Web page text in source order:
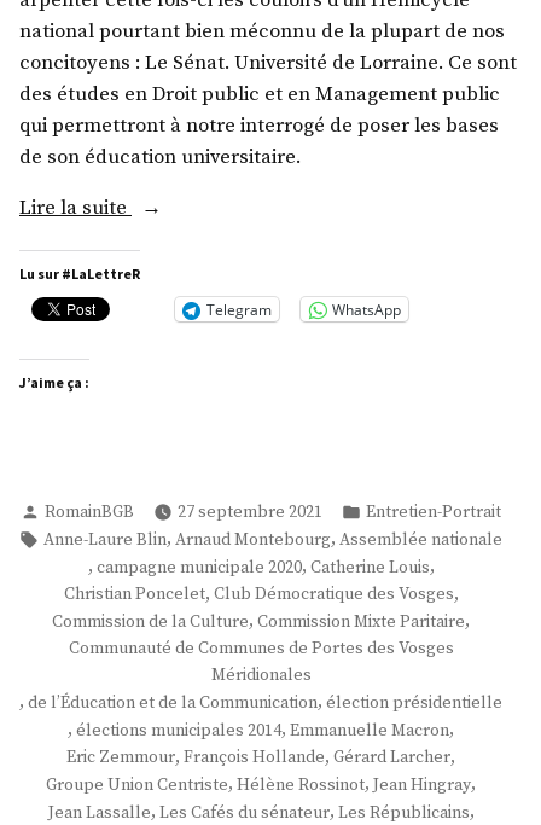
national pourtant bien méconnu de la plupart de nos
concitoyens : Le Sénat. Université de Lorraine. Ce sont
des études en Droit public et en Management public
qui permettront à notre interrogé de poser les bases
de son éducation universitaire.
Lire la suite
« M.
Hingray »
Lu sur #LaLettreR
Telegram WhatsApp
J’aime ça :
Publié
par
RomainBGB 27 septembre 2021
Publié
dans
Entretien-Portrait
Étiquettes :
Anne-Laure Blin, Arnaud Montebourg, Assemblée nationale
, campagne municipale 2020, Catherine Louis,
Christian Poncelet, Club Démocratique des Vosges,
Commission de la Culture, Commission Mixte Paritaire,
Communauté de Communes de Portes des Vosges
Méridionales
, de l’Éducation et de la Communication, élection présidentielle
, élections municipales 2014, Emmanuelle Macron,
Eric Zemmour, François Hollande, Gérard Larcher,
Groupe Union Centriste, Hélène Rossinot, Jean Hingray,
Jean Lassalle, Les Cafés du sénateur, Les Républicains,